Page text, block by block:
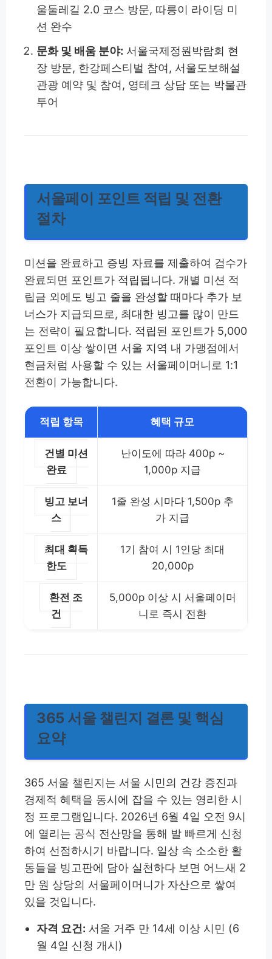
울둘레길 2.0 코스 방문, 따릉이 라이딩 미
션 완수
문화 및 배움 분야: 서울국제정원박람회 현
장 방문, 한강페스티벌 참여, 서울도보해설
관광 예약 및 참여, 영테크 상담 또는 박물관
투어
서울페이 포인트 적립 및 전환
절차
미션을 완료하고 증빙 자료를 제출하여 검수가
완료되면 포인트가 적립됩니다. 개별 미션 적
립금 외에도 빙고 줄을 완성할 때마다 추가 보
너스가 지급되므로, 최대한 빙고를 많이 만드
는 전략이 필요합니다. 적립된 포인트가 5,000
포인트 이상 쌓이면 서울 지역 내 가맹점에서
현금처럼 사용할 수 있는 서울페이머니로 1:1
전환이 가능합니다.
적립 항목 혜택 규모
건별 미션
완료
난이도에 따라 400p ~
1,000p 지급
빙고 보너
스
1줄 완성 시마다 1,500p 추
가 지급
최대 획득
한도
1기 참여 시 1인당 최대
20,000p
환전 조
건
5,000p 이상 시 서울페이머
니로 즉시 전환
365 서울 챌린지 결론 및 핵심
요약
365 서울 챌린지는 서울 시민의 건강 증진과
경제적 혜택을 동시에 잡을 수 있는 영리한 시
정 프로그램입니다. 2026년 6월 4일 오전 9시
에 열리는 공식 전산망을 통해 발 빠르게 신청
하여 선점하시기 바랍니다. 일상 속 소소한 활
동들을 빙고판에 담아 실천하다 보면 어느새 2
만 원 상당의 서울페이머니가 자산으로 쌓여
있을 것입니다.
자격 요건: 서울 거주 만 14세 이상 시민 (6
월 4일 신청 개시)